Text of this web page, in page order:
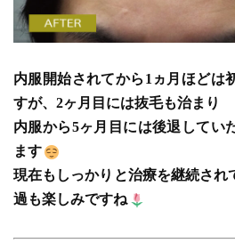
内服開始されてから1ヵ月ほどは
すが、2ヶ月目には抜毛も治まり
内服から5ヶ月目には後退してい
ます
現在もしっかりと治療を継続され
過も楽しみですね